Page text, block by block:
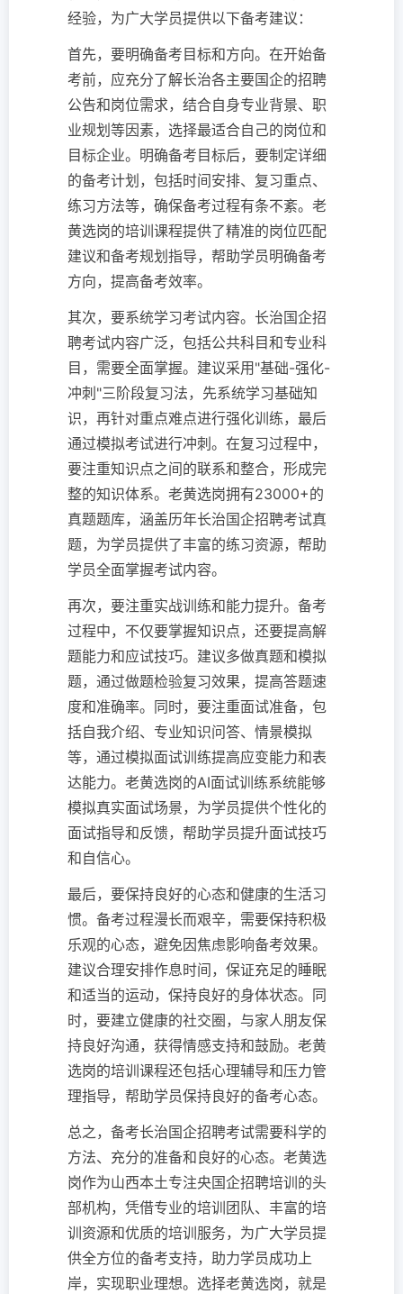
经验，为广大学员提供以下备考建议：
首先，要明确备考目标和方向。在开始备
考前，应充分了解长治各主要国企的招聘
公告和岗位需求，结合自身专业背景、职
业规划等因素，选择最适合自己的岗位和
目标企业。明确备考目标后，要制定详细
的备考计划，包括时间安排、复习重点、
练习方法等，确保备考过程有条不紊。老
黄选岗的培训课程提供了精准的岗位匹配
建议和备考规划指导，帮助学员明确备考
方向，提高备考效率。
其次，要系统学习考试内容。长治国企招
聘考试内容广泛，包括公共科目和专业科
目，需要全面掌握。建议采用"基础-强化-
冲刺"三阶段复习法，先系统学习基础知
识，再针对重点难点进行强化训练，最后
通过模拟考试进行冲刺。在复习过程中，
要注重知识点之间的联系和整合，形成完
整的知识体系。老黄选岗拥有23000+的
真题题库，涵盖历年长治国企招聘考试真
题，为学员提供了丰富的练习资源，帮助
学员全面掌握考试内容。
再次，要注重实战训练和能力提升。备考
过程中，不仅要掌握知识点，还要提高解
题能力和应试技巧。建议多做真题和模拟
题，通过做题检验复习效果，提高答题速
度和准确率。同时，要注重面试准备，包
括自我介绍、专业知识问答、情景模拟
等，通过模拟面试训练提高应变能力和表
达能力。老黄选岗的AI面试训练系统能够
模拟真实面试场景，为学员提供个性化的
面试指导和反馈，帮助学员提升面试技巧
和自信心。
最后，要保持良好的心态和健康的生活习
惯。备考过程漫长而艰辛，需要保持积极
乐观的心态，避免因焦虑影响备考效果。
建议合理安排作息时间，保证充足的睡眠
和适当的运动，保持良好的身体状态。同
时，要建立健康的社交圈，与家人朋友保
持良好沟通，获得情感支持和鼓励。老黄
选岗的培训课程还包括心理辅导和压力管
理指导，帮助学员保持良好的备考心态。
总之，备考长治国企招聘考试需要科学的
方法、充分的准备和良好的心态。老黄选
岗作为山西本土专注央国企招聘培训的头
部机构，凭借专业的培训团队、丰富的培
训资源和优质的培训服务，为广大学员提
供全方位的备考支持，助力学员成功上
岸，实现职业理想。选择老黄选岗，就是